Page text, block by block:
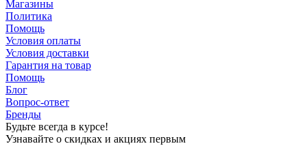
Магазины
Политика
Помощь
Условия оплаты
Условия доставки
Гарантия на товар
Помощь
Блог
Вопрос-ответ
Бренды
Будьте всегда в курсе!
Узнавайте о скидках и акциях первым